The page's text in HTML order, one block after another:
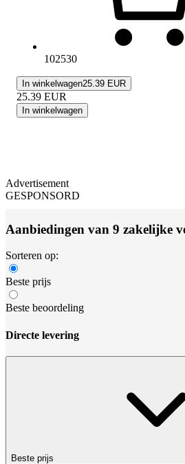
102530
In winkelwagen25.39 EUR
25.39 EUR
In winkelwagen
Advertisement
GESPONSORD
Aanbiedingen van 9 zakelijke
Sorteren op:
Beste prijs
Beste beoordeling
Directe levering
Beste prijs